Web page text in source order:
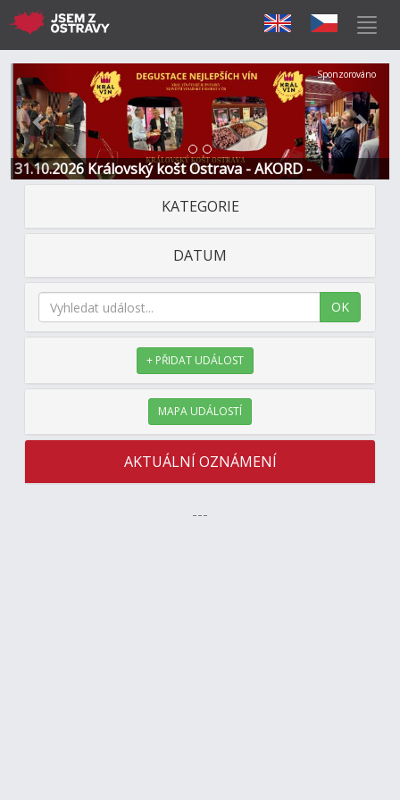
31.10.2026 Královský košt Ostrava - AKORD -
Restaurace a Hotel
Předchozí Další
Sponzorováno
KATEGORIE
DATUM
OK
+ PŘIDAT UDÁLOST
MAPA UDÁLOSTÍ
AKTUÁLNÍ OZNÁMENÍ
---